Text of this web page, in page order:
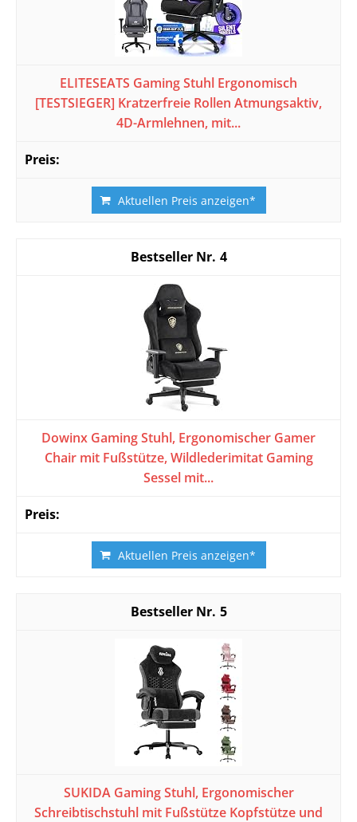
ELITESEATS Gaming Stuhl Ergonomisch
[TESTSIEGER] Kratzerfreie Rollen Atmungsaktiv,
4D-Armlehnen, mit...
Aktuellen Preis anzeigen*
4
Dowinx Gaming Stuhl, Ergonomischer Gamer
Chair mit Fußstütze, Wildlederimitat Gaming
Sessel mit...
Aktuellen Preis anzeigen*
5
SUKIDA Gaming Stuhl, Ergonomischer
Schreibtischstuhl mit Fußstütze Kopfstütze und